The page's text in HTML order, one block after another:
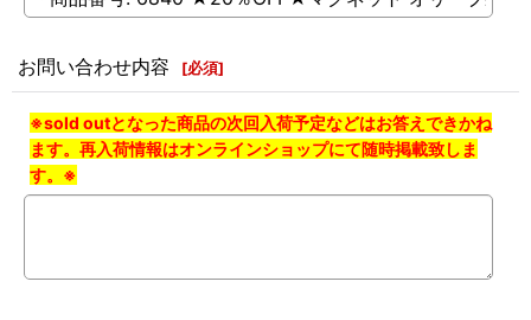
お問い合わせ内容 [必須]
※sold outとなった商品の次回入荷予定などはお答えできかね
ます。再入荷情報はオンラインショップにて随時掲載致しま
す。※